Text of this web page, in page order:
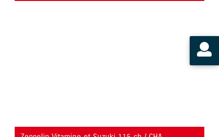
YouTube is disabled. Allow